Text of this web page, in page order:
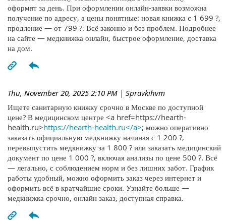
оформят за день. При оформлении онлайн-заявки возможна
получение по адресу, а цены понятные: новая книжка с 1 699 ?,
продление — от 799 ?. Всё законно и без проблем. Подробнее
на сайте — медкнижка онлайн, быстрое оформление, доставка
на дом.
Thu, November 20, 2025 2:10 PM | Spravkihvm
Ищете санитарную книжку срочно в Москве по доступной
цене? В медицинском центре <a href=https://hearth-
health.ru>https://hearth-health.ru</a>; можно оперативно
заказать официальную медкнижку начиная с 1 200 ?,
перевыпустить медкнижку за 1 800 ? или заказать медицинский
документ по цене 1 000 ?, включая анализы по цене 500 ?. Всё
— легально, с соблюдением норм и без лишних забот. График
работы удобный, можно оформить заказ через интернет и
оформить всё в кратчайшие сроки. Узнайте больше —
медкнижка срочно, онлайн заказ, доступная справка.